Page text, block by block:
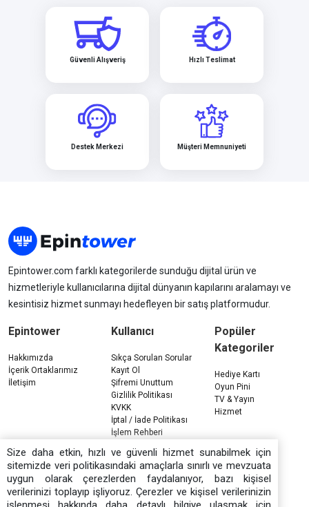
Güvenli Alışveriş Hızlı Teslimat
Destek Merkezi Müşteri Memnuniyeti
Size daha etkin, hızlı ve güvenli hizmet sunabilmek için
sitemizde veri politikasındaki amaçlarla sınırlı ve mevzuata
uygun olarak çerezlerden faydalanıyor, bazı kişisel
verilerinizi toplayıp işliyoruz. Çerezler ve kişisel verilerinizin
Epintower.com farklı kategorilerde sunduğu dijital ürün ve
hizmetleriyle kullanıcılarına dijital dünyanın kapılarını aralamayı ve
kesintisiz hizmet sunmayı hedefleyen bir satış platformudur.
Epintower
Hakkımızda
İçerik Ortaklarımız
İletişim
Kullanıcı
Sıkça Sorulan Sorular
Kayıt Ol
Şifremi Unuttum
Gizlilik Politikası
KVKK
İptal / İade Politikası
İşlem Rehberi
Popüler
Kategoriler
Hediye Kartı
Oyun Pini
TV & Yayın
Hizmet